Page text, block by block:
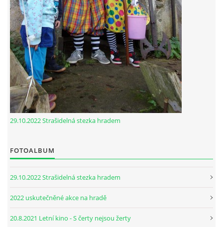
29.10.2022 Strašidelná stezka hradem
FOTOALBUM
29.10.2022 Strašidelná stezka hradem
2022 uskutečněné akce na hradě
20.8.2021 Letní kino - S čerty nejsou žerty